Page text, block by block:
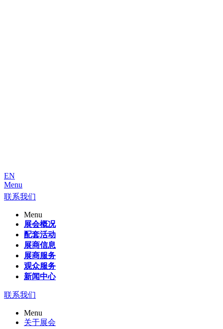
EN
Menu
联系我们
Menu
展会概况
配套活动
展商信息
展商服务
观众服务
新闻中心
联系我们
Menu
关于展会